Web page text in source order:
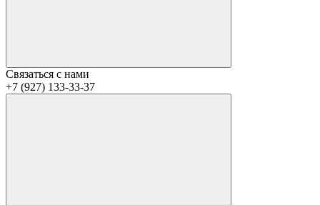
Связаться с нами
+7 (927) 133-33-37